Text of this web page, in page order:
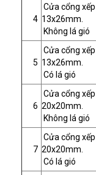
4
Cửa cổng
13x26mm.
Không lá gió
5
Cửa cổng
13x26mm.
Có lá gió
6
Cửa cổng
20x20mm.
Không lá gió
7
Cửa cổng
20x20mm.
Có lá gió